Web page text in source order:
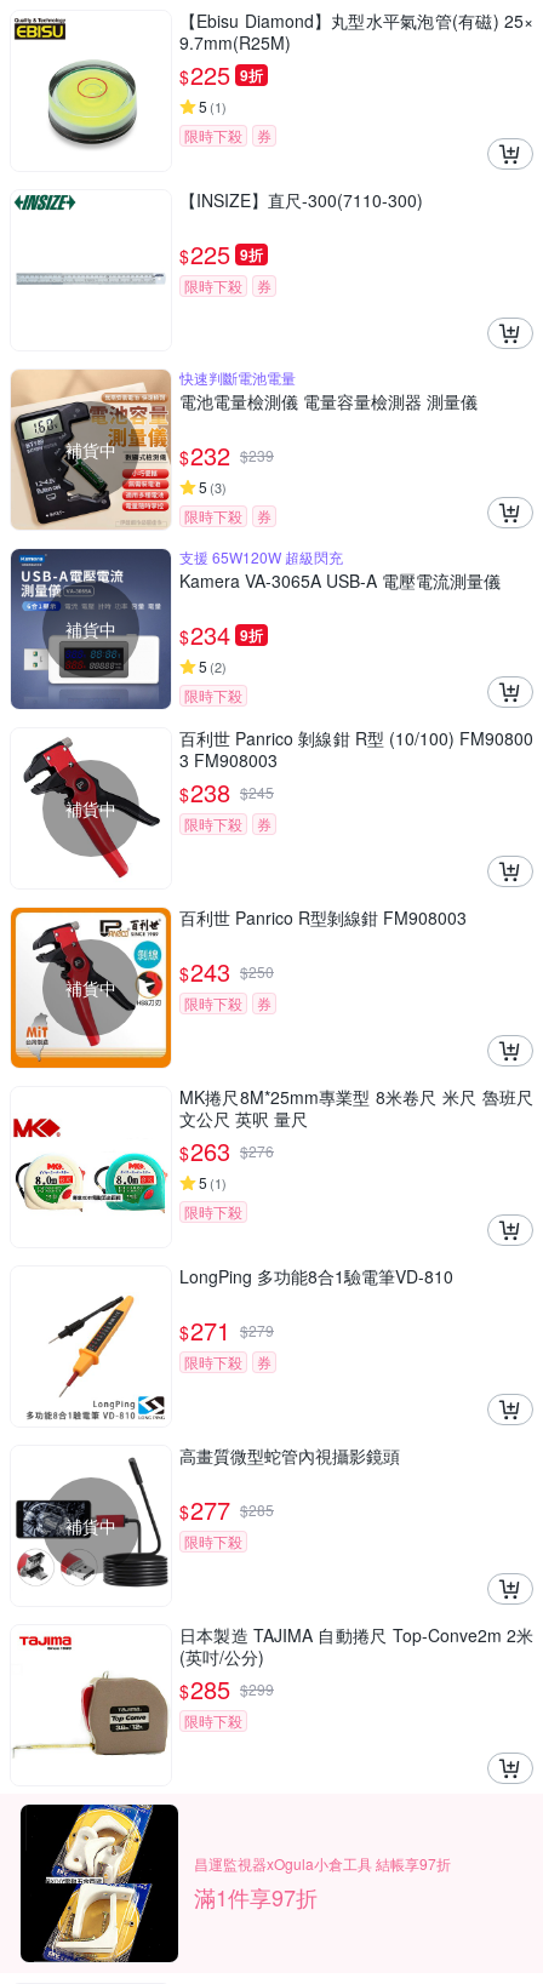
【Ebisu Diamond】丸型水平氣泡管(有磁) 25×
9.7mm(R25M)
$225 9折
5 (1)
限時下殺 券
【INSIZE】直尺-300(7110-300)
$225 9折
限時下殺 券
補貨中
快速判斷電池電量
電池電量檢測儀 電量容量檢測器 測量儀
$232 $239
5 (3)
限時下殺 券
補貨中
支援 65W120W 超級閃充
Kamera VA-3065A USB-A 電壓電流測量儀
$234 9折
5 (2)
限時下殺
補貨中
百利世 Panrico 剝線鉗 R型 (10/100) FM90800
3 FM908003
$238 $245
限時下殺
券
補貨中
百利世 Panrico R型剝線鉗 FM908003
$243 $250
限時下殺
券
MK捲尺8M*25mm專業型 8米卷尺 米尺 魯班尺
文公尺 英呎 量尺
$263 $276
5 (1)
限時下殺
LongPing 多功能8合1驗電筆VD-810
$271 $279
限時下殺
券
補貨中
高畫質微型蛇管內視攝影鏡頭
$277 $285
限時下殺
日本製造 TAJIMA 自動捲尺 Top-Conve2m 2米
(英吋/公分)
$285 $299
限時下殺
昌運監視器xOgula小倉工具 結帳享97折
滿1件享97折